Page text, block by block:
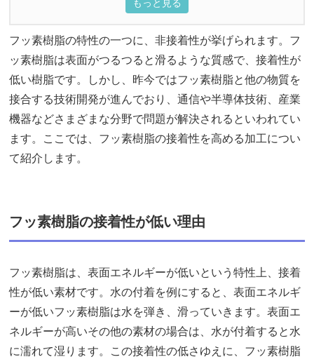
もっと見る
フッ素樹脂の特性の一つに、非接着性が挙げられます。フ
ッ素樹脂は表面がつるつると滑るような質感で、接着性が
低い樹脂です。しかし、昨今ではフッ素樹脂と他の物質を
接合する技術開発が進んでおり、通信や半導体技術、産業
機器などさまざまな分野で問題が解決されるといわれてい
ます。ここでは、フッ素樹脂の接着性を高める加工につい
て紹介します。
フッ素樹脂の接着性が低い理由
フッ素樹脂は、表面エネルギーが低いという特性上、接着
性が低い素材です。水の付着を例にすると、表面エネルギ
ーが低いフッ素樹脂は水を弾き、滑っていきます。表面エ
ネルギーが高いその他の素材の場合は、水が付着すると水
に濡れて湿ります。この接着性の低さゆえに、フッ素樹脂